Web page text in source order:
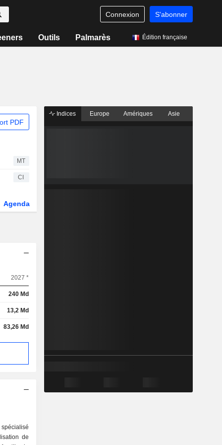
Connexion S'abonner
Outils Palmarès Édition française
PDF
MT
CI
Agenda
2027 *
240 Md
13,2 Md
83,26 Md
de
Indices Europe Amériques Asie